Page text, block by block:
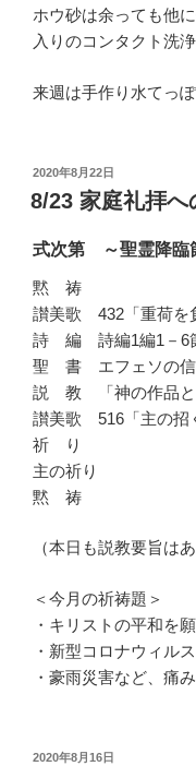
ホウ砂は余っても他
入りのコンタクト洗
来週は手作り水てっ
投
稿
日:
2020年8月22日
8/23 家庭礼拝へ
式次第 ～聖霊降臨
黙 祷
讃美歌 432「重荷を
詩 編 詩編1編1－6
聖 書 エフェソの信
説 教 「神の作品と
讃美歌 516「主の招
祈 り
主の祈り
黙 祷
（本日も説教要旨は
＜今月の祈祷題＞
・キリストの平和を願
・新型コロナウィル
・豪雨災害など、痛
投
2020年8月16日